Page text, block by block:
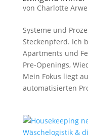
von Charlotte
Systeme und
Steckenpferd. Ich
Apartments und
Pre‑Openings,
Mein Fokus liegt
automatisierten